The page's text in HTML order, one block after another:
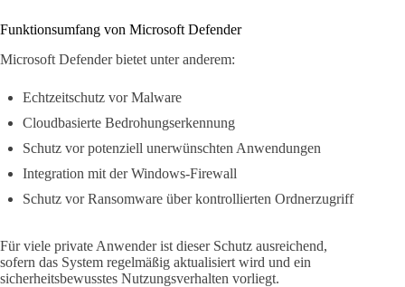
Funktionsumfang von Microsoft Defender
Microsoft Defender bietet unter anderem:
Echtzeitschutz vor Malware
Cloudbasierte Bedrohungserkennung
Schutz vor potenziell unerwünschten Anwendungen
Integration mit der Windows-Firewall
Schutz vor Ransomware über kontrollierten Ordnerzugriff
Für viele private Anwender ist dieser Schutz ausreichend,
sofern das System regelmäßig aktualisiert wird und ein
sicherheitsbewusstes Nutzungsverhalten vorliegt.